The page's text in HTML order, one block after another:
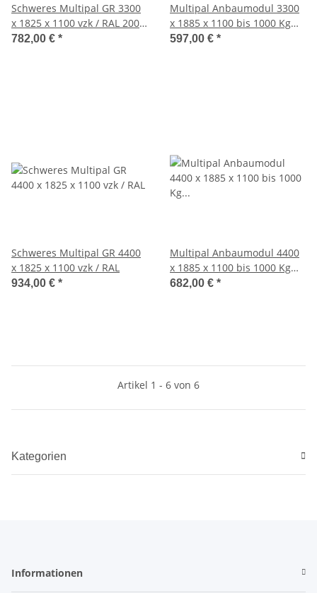
Schweres Multipal GR 3300
x 1825 x 1100 vzk / RAL 2001
kpl. mit 3 Lagerebenen ( 1
782,00 € *
Multipal Anbaumodul 3300
x 1885 x 1100 bis 1000 Kg
Palettengewicht vzk / RAL
597,00 € *
Schweres Multipal GR 4400
x 1825 x 1100 vzk / RAL
934,00 € *
Multipal Anbaumodul 4400
x 1885 x 1100 bis 1000 Kg
Palettengewicht vzk / RAL
682,00 € *
Artikel 1 - 6 von 6
Kategorien
Informationen